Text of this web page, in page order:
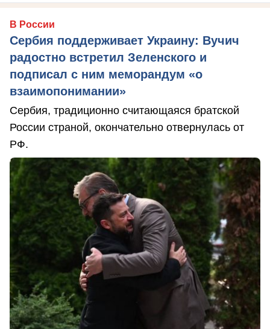
В России
Сербия поддерживает Украину: Вучич
радостно встретил Зеленского и
подписал с ним меморандум «о
взаимопонимании»
Сербия, традиционно считающаяся братской
России страной, окончательно отвернулась от
РФ.